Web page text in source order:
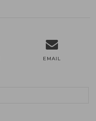
EMAIL